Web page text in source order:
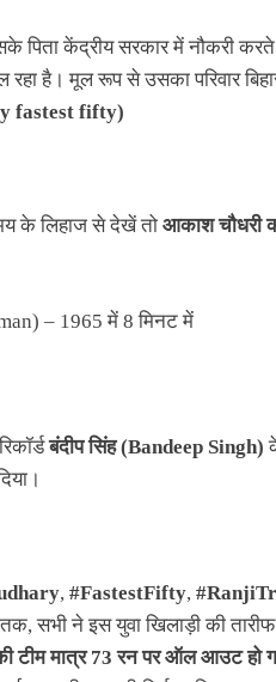
पिता केंद्रीय सरकार में नौकरी
है। मूल रूप से उसका परिवार
fastest fifty)
के लिहाज से देखें तो आकाश चौधरी
– 1965 में 8 मिनट में
बंदीप सिंह (Bandeep Singh)
, #FastestFifty,
ने इस युवा खिलाड़ी की
टीम मात्र 73 रन पर ऑल आउट हो